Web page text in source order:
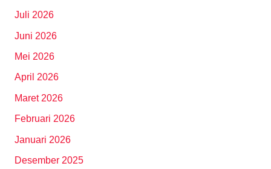
Juli 2026
Juni 2026
Mei 2026
April 2026
Maret 2026
Februari 2026
Januari 2026
Desember 2025